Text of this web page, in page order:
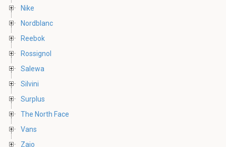
Nike
Nordblanc
Reebok
Rossignol
Salewa
Silvini
Surplus
The North Face
Vans
Zajo